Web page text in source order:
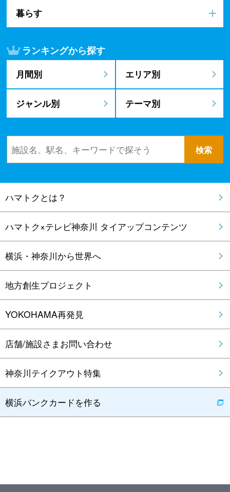
暮らす
ランキングから探す
月間別 エリア別
ジャンル別 テーマ別
ハマトクとは？
ハマトク×テレビ神奈川 タイアップコンテンツ
横浜・神奈川から世界へ
地方創生プロジェクト
YOKOHAMA再発見
店舗/施設さまお問い合わせ
神奈川テイクアウト特集
横浜バンクカードを作る